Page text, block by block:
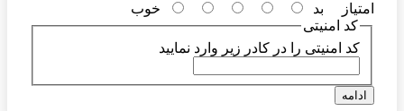
امتیاز
بد
خوب
کد امنیتی
کد امنیتی را در کادر زیر وارد نمایید
ادامه